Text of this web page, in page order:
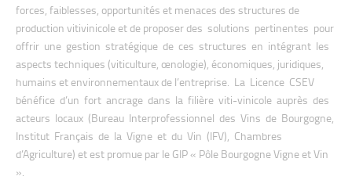
forces, faiblesses, opportunités et menaces des structures de
production vitivinicole et de proposer des solutions pertinentes pour
offrir une gestion stratégique de ces structures en intégrant les
aspects techniques (viticulture, œnologie), économiques, juridiques,
humains et environnementaux de l’entreprise. La Licence CSEV
bénéfice d’un fort ancrage dans la filière viti-vinicole auprès des
acteurs locaux (Bureau Interprofessionnel des Vins de Bourgogne,
Institut Français de la Vigne et du Vin (IFV), Chambres
d’Agriculture) et est promue par le GIP « Pôle Bourgogne Vigne et Vin
».